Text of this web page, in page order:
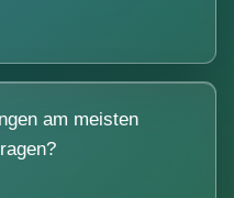
am meisten